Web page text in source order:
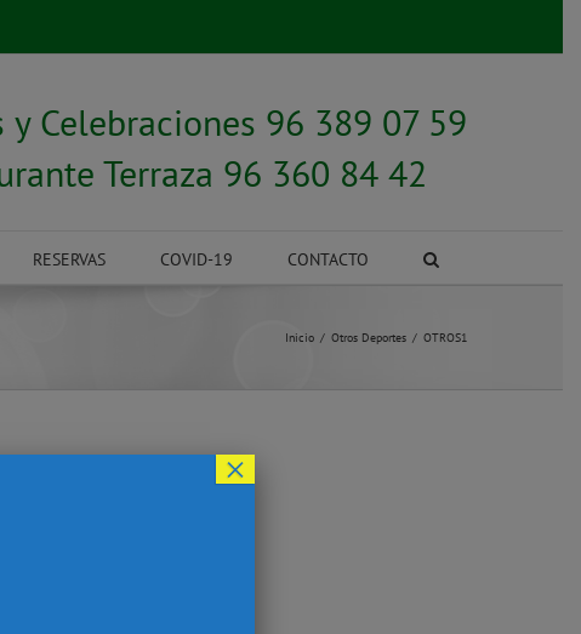
y Celebraciones 96 389 07 59
Terraza 96 360 84 42
RESERVAS COVID-19 CONTACTO
Inicio Otros Deportes OTROS1
×